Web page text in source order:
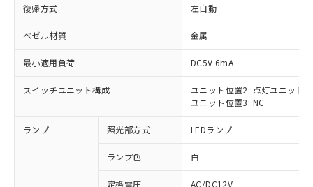
復帰方式 左自動
ベゼル材質 金属
最小適用負荷 DC5V 6mA
スイッチユニット構成
ユニット位置2: 点灯ユニット
ユニット位置3: NC
ランプ 照光部方式 LEDランプ
ランプ色 白
定格電圧 AC/DC12V